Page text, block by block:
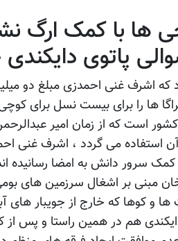
ها با کمک ارگ
پاتوی
اشرف غنی احمدزی مبلغ دو
ها را برای بیست نسل برای
است که از زمان امیر
آن استفاده می گردد ، اشرف غنی
سرور دانش به امضا رسانیده
خان مبنی بر اشغال سرزمین های
و کوها که خارج از جویبار های
هم در همین راستا و پس